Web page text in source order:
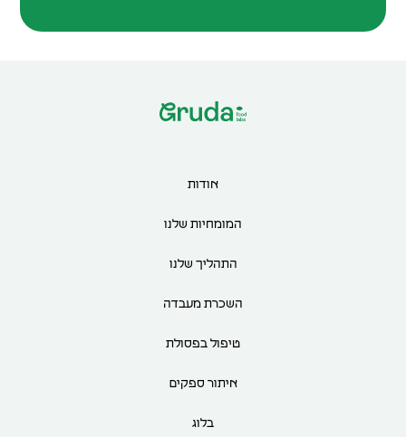
אודות
המומחיות שלנו
התהליך שלנו
השכרת מעבדה
טיפול בפסולת
איתור ספקים
בלוג